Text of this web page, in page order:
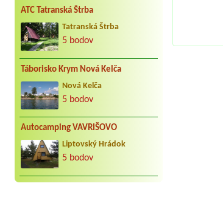
ATC Tatranská Štrba
Tatranská Štrba
5 bodov
Táborisko Krym Nová Kelča
Nová Kelča
5 bodov
Autocamping VAVRIŠOVO
Liptovský Hrádok
5 bodov